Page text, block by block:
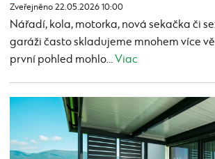
Zveřejněno 22.05.2026 10:00
Nářadí, kola, motorka, nová sekačka či
garáži často skladujeme mnohem více
první pohled mohlo...Viac